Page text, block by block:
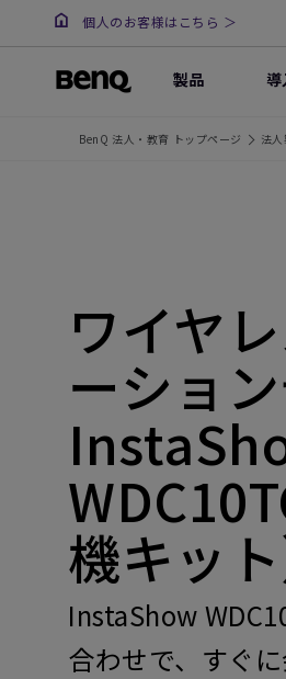
個人のお客様はこちら ＞
製品 導
BenQ 法人・教育 トップページ 法
ワイヤ
ーショ
機キット
InstaShow
合わせで、すぐ